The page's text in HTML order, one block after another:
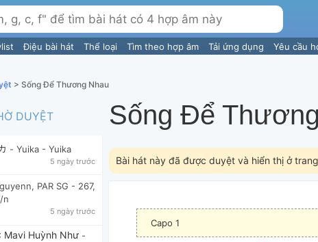
Điệu bài hát Thể loại Tìm theo hợp âm Tải ứng dụng Yêu cầu
> Sống Để Thương Nhau
DUYỆT
- Yuika - Yuika
5 ngày trước
PAR SG - 267,
n
5 ngày trước
Mavi Huỳnh Như -
Sống Để
Bài hát này đã được duyệt và hiển thị ở
Capo 1